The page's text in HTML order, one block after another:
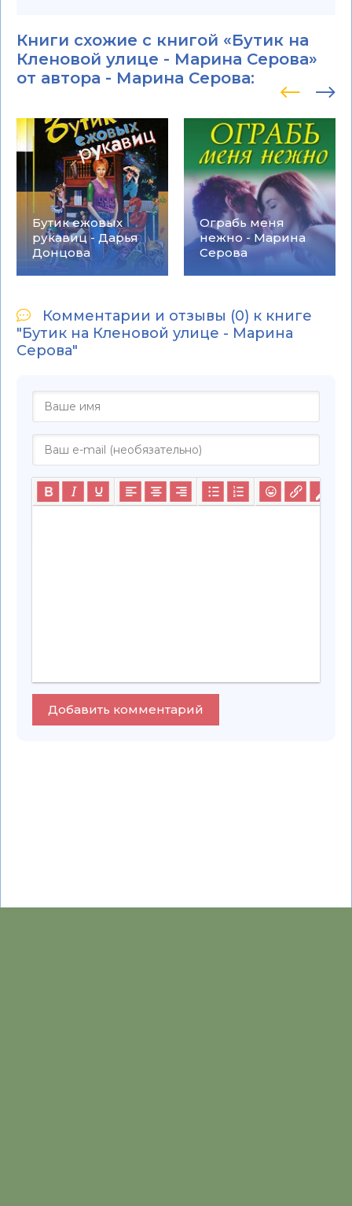
Книги схожие с книгой «Бутик на
Кленовой улице - Марина Серова»
от автора - Марина Серова:
Бутик ежовых
рукавиц - Дарья
Донцова
Ограбь меня
нежно - Марина
Серова
Комментарии и отзывы (0) к книге
"Бутик на Кленовой улице - Марина
Серова"
Добавить комментарий